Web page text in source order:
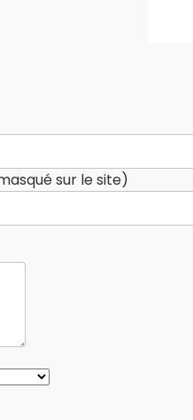
sur le site)